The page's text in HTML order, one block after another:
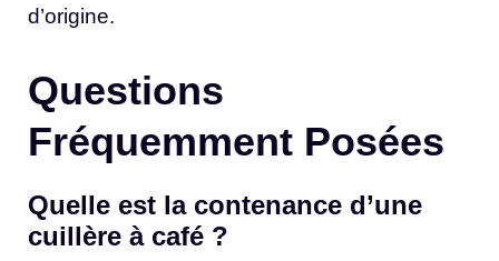
d’origine.
Questions
Fréquemment Posées
Quelle est la contenance d’une
cuillère à café ?